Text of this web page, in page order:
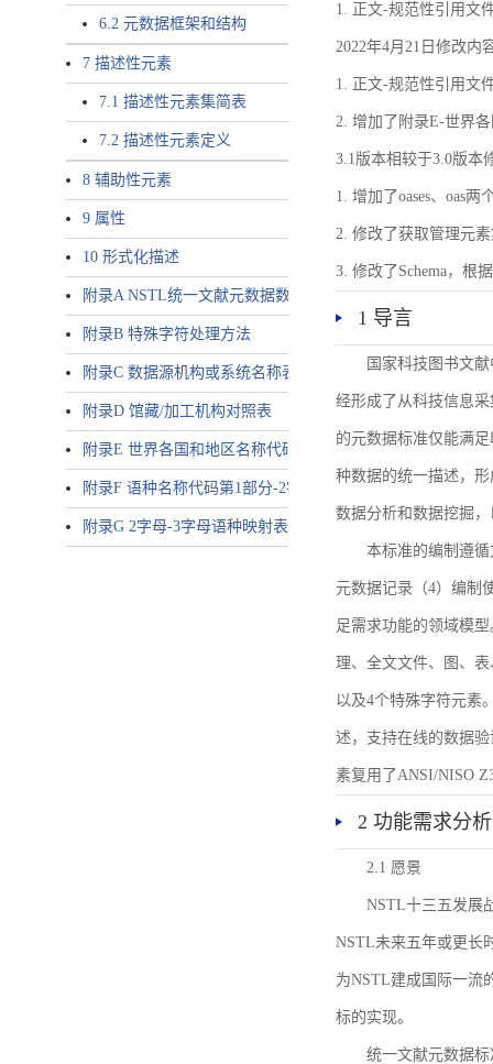
6.2 元数据框架和结构
7 描述性元素
7.1 描述性元素集简表
7.2 描述性元素定义
8 辅助性元素
9 属性
10 形式化描述
附录A NSTL统一文献元数据数据唯一标识符规则
附录B 特殊字符处理方法
附录C 数据源机构或系统名称表
附录D 馆藏/加工机构对照表
附录E 世界各国和地区名称代码-2字母代码（GB/T 2659-
附录F 语种名称代码第1部分-2字母代码（GB/T 4880.1-2005
附录G 2字母-3字母语种映射表
1. 正文-规范性引用文
2022年4月21日修改内
1. 正文-规范性引用文
2. 增加了附录E-世界
3.1版本相较于3.0版本
1. 增加了oases、oas
2. 修改了获取管理元
3. 修改了Schema，根
1 导言
国家科技图书文
经形成了从科技信息
的元数据标准仅能满
种数据的统一描述，
数据分析和数据挖掘
本标准的编制遵
元数据记录（4）编制
足需求功能的领域模
理、全文文件、图、
以及4个特殊字符元素
述，支持在线的数据
素复用了ANSI/NISO
2 功能需求分析
2.1 愿景
NSTL十三五发展
NSTL未来五年或更长
为NSTL建成国际一流
标的实现。
统一文献元数据